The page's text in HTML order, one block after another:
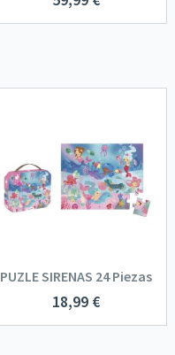
PUZLE SIRENAS 24 Piezas
18,99 €